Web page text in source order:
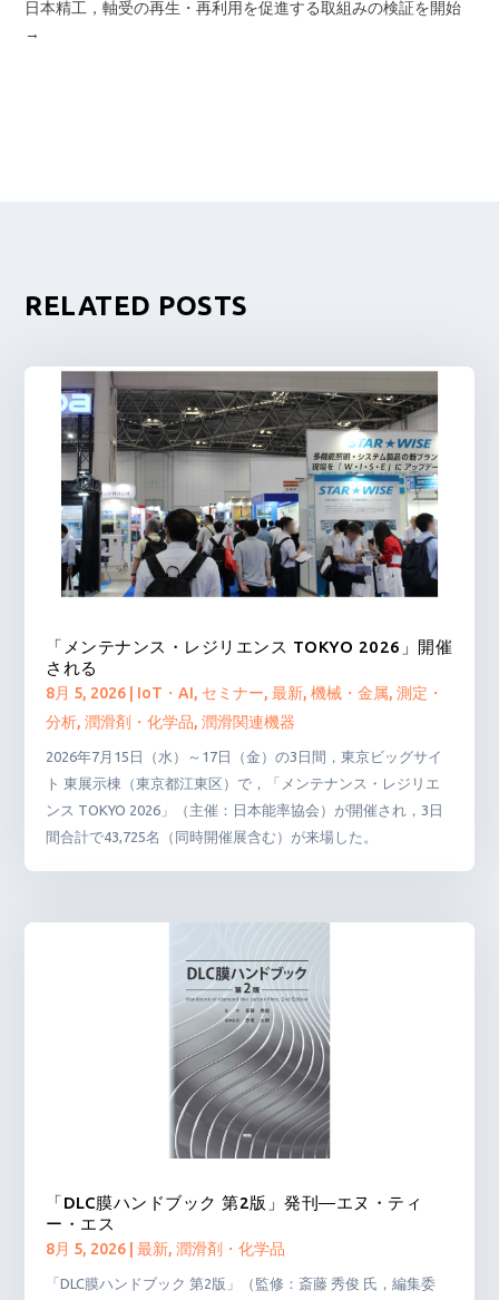
日本精工，軸受の再生・再利用を促進する取組みの検証を開始
→
RELATED POSTS
「メンテナンス・レジリエンス TOKYO 2026」開催
される
8月 5, 2026 IoT・AI, セミナー,最新,機械・金属,測定・
分析,潤滑剤・化学品,潤滑関連機器
2026年7月15日（水）～17日（金）の3日間，東京ビッグサイ
ト 東展示棟（東京都江東区）で，「メンテナンス・レジリエ
ンス TOKYO 2026」（主催：日本能率協会）が開催され，3日
間合計で43,725名（同時開催展含む）が来場した。
「DLC膜ハンドブック 第2版」発刊―エヌ・ティ
ー・エス
8月 5, 2026 |最新,潤滑剤・化学品
「DLC膜ハンドブック 第2版」（監修：斎藤 秀俊 氏，編集委